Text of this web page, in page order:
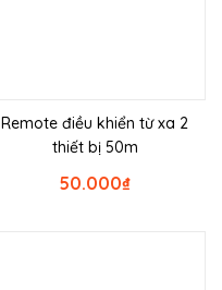
Remote điều khiển từ xa 2
thiết bị 50m
₫
50.000